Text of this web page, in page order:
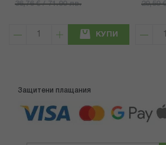
36,76 € / 71.90 лв.
КУПИ
29,59
Защитени плащания